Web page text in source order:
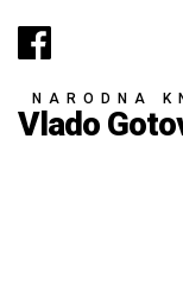
NARODNA
Vlado